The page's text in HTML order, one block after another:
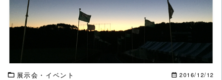
展示会・イベント 2016/12/12